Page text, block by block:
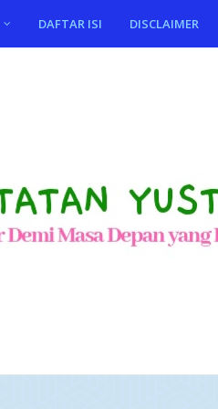
DAFTAR ISI DISCLAIMER